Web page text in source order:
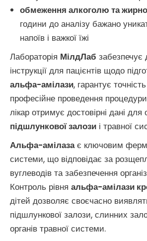
обмеження алкоголю та
години до аналізу бажано
напоїв і важкої їжі
Лабораторія МілдЛаб забезпечує
інструкції для пацієнтів щодо
альфа-амілази, гарантує
професійне проведення
лікар отримує достовірні дані для
підшлункової залози і травної
Альфа-амілазає ключовим
системи, що відповідає за
вуглеводів та забезпечення
Контроль рівня альфа-амілази
дітей дозволяє своєчасно
підшлункової залози, слинних
органів травної системи.